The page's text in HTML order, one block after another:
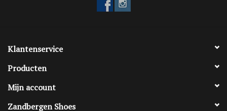
Klantenservice
Producten
Mijn account
Zandbergen Shoes